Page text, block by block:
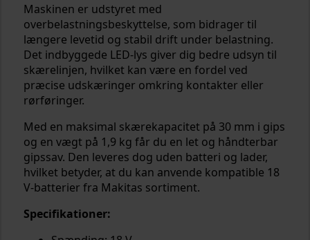
Maskinen er udstyret med
overbelastningsbeskyttelse, som bidrager til
længere levetid og stabil drift under belastning.
Det indbyggede LED-lys giver dig bedre udsyn til
skærelinjen, hvilket kan være en fordel ved
præcise udskæringer omkring kontakter eller
rørføringer.
Med en maksimal skærekapacitet på 30 mm i gips
og en vægt på 1,9 kg får du en let og håndterbar
gipssav. Den leveres dog uden batteri og lader,
hvilket betyder, at du kan anvende kompatible 18
V-batterier fra Makitas sortiment.
Specifikationer: